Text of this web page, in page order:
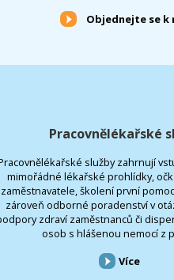
Objednejte se k
Pracovnělékařské
služby zahrnují
mimořádné lékařské prohlídky,
zaměstnavatele, školení první
zároveň odborné poradenství v
zdraví zaměstnanců či
osob s hlášenou nemocí z
Více